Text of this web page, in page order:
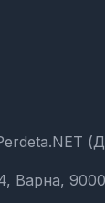
Варна,